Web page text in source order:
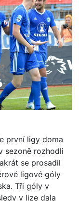
první ligy doma
sezoně rozhodli
se prosadil
ligové góly
Tři góly v
v lize dala